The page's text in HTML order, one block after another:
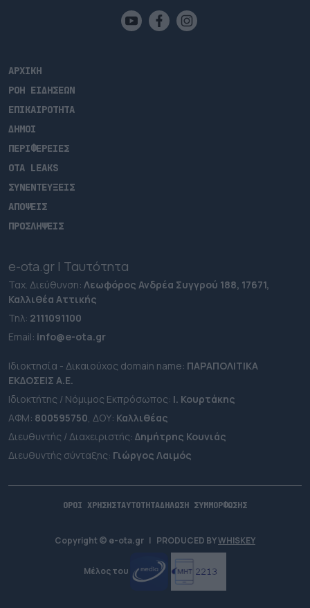
ΑΡΧΙΚΗ
ΡΟΗ ΕΙΔΗΣΕΩΝ
ΕΠΙΚΑΙΡΟΤΗΤΑ
ΔΗΜΟΙ
ΠΕΡΙΦΕΡΕΙΕΣ
OTA LEAKS
ΣΥΝΕΝΤΕΥΞΕΙΣ
ΑΠΟΨΕΙΣ
ΠΡΟΣΛΗΨΕΙΣ
e-ota.gr | Ταυτότητα
Ταχ. Διεύθυνση: Λεωφόρος Ανδρέα Συγγρού 188, 17671,
Καλλιθέα Αττικής
Τηλ: 2111091100
Εmail: info@e-ota.gr
Ιδιοκτησία - Δικαιούχος domain name: ΠΑΡΑΠΟΛΙΤΙΚΑ
ΕΚΔΟΣΕΙΣ A.E.
Ιδιοκτήτης / Νόμιμος Εκπρόσωπος: Ι. Κουρτάκης
ΑΦΜ: 800595750, ΔΟΥ: Καλλιθέας
Διευθυντής / Διαχειριστής: Δημήτρης Κουνιάς
Διευθυντής σύνταξης: Γιώργος Λαιμός
ΟΡΟΙ ΧΡΗΣΗΣΤΑΥΤΟΤΗΤΑΔΗΛΩΣΗ ΣΥΜΜΟΡΦΩΣΗΣ
Copyright © e-ota.gr | PRODUCED BYWHISKEY
Μέλος του